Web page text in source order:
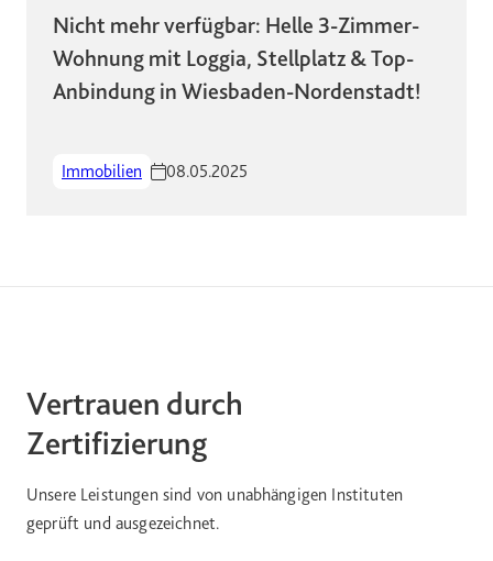
Nicht mehr verfügbar: Helle 3-Zimmer-
Wohnung mit Loggia, Stellplatz & Top-
Anbindung in Wiesbaden-Nordenstadt!
Immobilien 08.05.2025
Vertrauen durch
Zertifizierung
Unsere Leistungen sind von unabhängigen Instituten
geprüft und ausgezeichnet.